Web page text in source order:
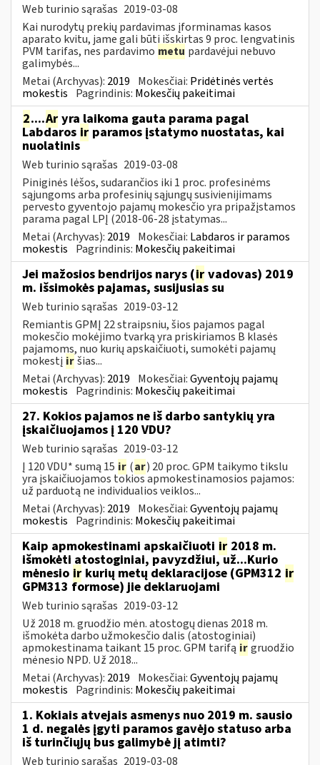
Web turinio sąrašas 2019-03-08
Kai nurodytų prekių pardavimas įforminamas kasos
aparato kvitu, jame gali būti išskirtas 9 proc. lengvatinis
PVM tarifas, nes pardavimo metu pardavėjui nebuvo
galimybės...
Metai (Archyvas): 2019 Mokesčiai: Pridėtinės vertės
mokestis Pagrindinis: Mokesčių pakeitimai
2....Ar yra laikoma gauta parama pagal
Labdaros ir paramos įstatymo nuostatas, kai
nuolatinis
Web turinio sąrašas 2019-03-08
Piniginės lėšos, sudarančios iki 1 proc. profesinėms
sąjungoms arba profesinių sąjungų susivienijimams
pervesto gyventojo pajamų mokesčio yra pripažįstamos
parama pagal LPĮ (2018-06-28 įstatymas...
Metai (Archyvas): 2019 Mokesčiai: Labdaros ir paramos
mokestis Pagrindinis: Mokesčių pakeitimai
Jei mažosios bendrijos narys (ir vadovas) 2019
m. išsimokės pajamas, susijusias su
Web turinio sąrašas 2019-03-12
Remiantis GPMĮ 22 straipsniu, šios pajamos pagal
mokesčio mokėjimo tvarką yra priskiriamos B klasės
pajamoms, nuo kurių apskaičiuoti, sumokėti pajamų
mokestį iršias...
Metai (Archyvas): 2019 Mokesčiai:Gyventojų pajamų
mokestis Pagrindinis: Mokesčių pakeitimai
27. Kokios pajamos ne iš darbo santykių yra
įskaičiuojamos į 120 VDU?
Web turinio sąrašas 2019-03-12
Į 120 VDU* sumą 15 ir (ar) 20 proc. GPM taikymo tikslu
yra įskaičiuojamos tokios apmokestinamosios pajamos:
už parduotą ne individualios veiklos...
Metai (Archyvas): 2019 Mokesčiai:Gyventojų pajamų
mokestis Pagrindinis: Mokesčių pakeitimai
Kaip apmokestinami apskaičiuoti ir 2018 m.
išmokėti atostoginiai, pavyzdžiui, už...Kurio
mėnesio ir kurių metų deklaracijose (GPM312 ir
GPM313 formose) jie deklaruojami
Web turinio sąrašas 2019-03-12
Už 2018 m. gruodžio mėn. atostogų dienas 2018 m.
išmokėta darbo užmokesčio dalis (atostoginiai)
apmokestinama taikant 15 proc. GPM tarifą irgruodžio
mėnesio NPD. Už 2018...
Metai (Archyvas): 2019 Mokesčiai:Gyventojų pajamų
mokestis Pagrindinis: Mokesčių pakeitimai
1. Kokiais atvejais asmenys nuo 2019 m. sausio
1 d. negalės įgyti paramos gavėjo statuso arba
iš turinčiųjų bus galimybė jį atimti?
Web turinio sąrašas 2019-03-08